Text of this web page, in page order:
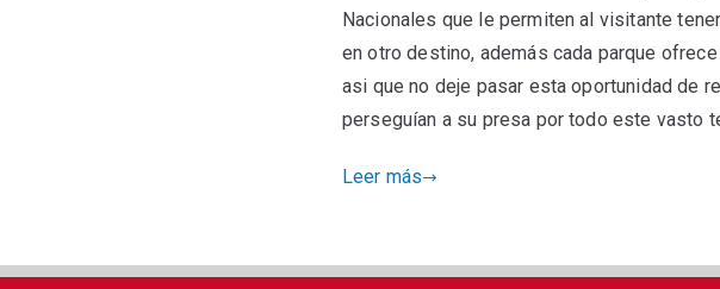
Nacionales que le permiten al visitante
en otro destino, además cada parque
asi que no deje pasar esta oportunidad de
perseguían a su presa por todo este vasto
Leer más